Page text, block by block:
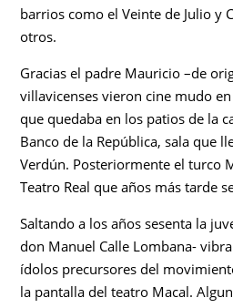
barrios como el Veinte de Julio y
otros.
Gracias el padre Mauricio –de
villavicenses vieron cine mudo
que quedaba en los patios de la
Banco de la República, sala que
Verdún. Posteriormente el turco
Teatro Real que años más tarde
Saltando a los años sesenta la
don Manuel Calle Lombana-
ídolos precursores del
la pantalla del teatro Macal.